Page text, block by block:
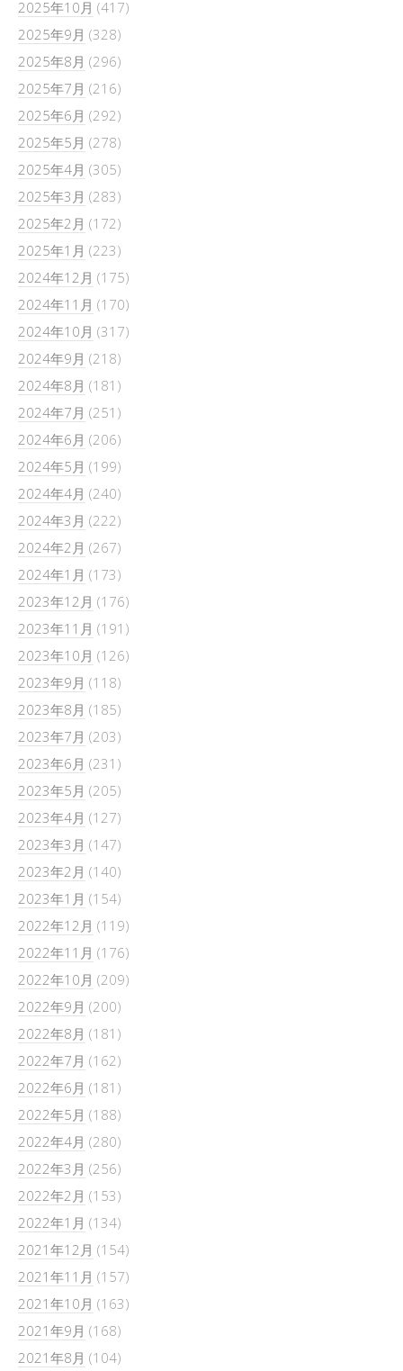
2025年10月 (417)
2025年9月 (328)
2025年8月 (296)
2025年7月 (216)
2025年6月 (292)
2025年5月 (278)
2025年4月 (305)
2025年3月 (283)
2025年2月 (172)
2025年1月 (223)
2024年12月 (175)
2024年11月 (170)
2024年10月 (317)
2024年9月 (218)
2024年8月 (181)
2024年7月 (251)
2024年6月 (206)
2024年5月 (199)
2024年4月 (240)
2024年3月 (222)
2024年2月 (267)
2024年1月 (173)
2023年12月 (176)
2023年11月 (191)
2023年10月 (126)
2023年9月 (118)
2023年8月 (185)
2023年7月 (203)
2023年6月 (231)
2023年5月 (205)
2023年4月 (127)
2023年3月 (147)
2023年2月 (140)
2023年1月 (154)
2022年12月 (119)
2022年11月 (176)
2022年10月 (209)
2022年9月 (200)
2022年8月 (181)
2022年7月 (162)
2022年6月 (181)
2022年5月 (188)
2022年4月 (280)
2022年3月 (256)
2022年2月 (153)
2022年1月 (134)
2021年12月 (154)
2021年11月 (157)
2021年10月 (163)
2021年9月 (168)
2021年8月 (104)